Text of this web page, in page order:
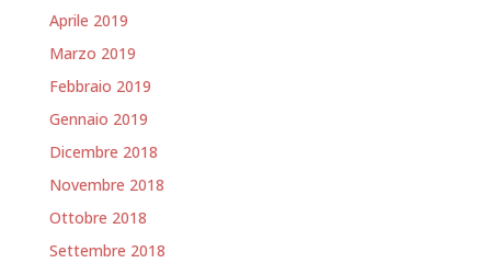
Aprile 2019
Marzo 2019
Febbraio 2019
Gennaio 2019
Dicembre 2018
Novembre 2018
Ottobre 2018
Settembre 2018